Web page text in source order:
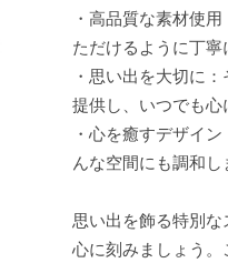
・高品質な素材使
ただけるように丁寧
・思い出を大切に
提供し、いつでも心
・心を癒すデザイ
んな空間にも調和し
思い出を飾る特別
心に刻みましょう